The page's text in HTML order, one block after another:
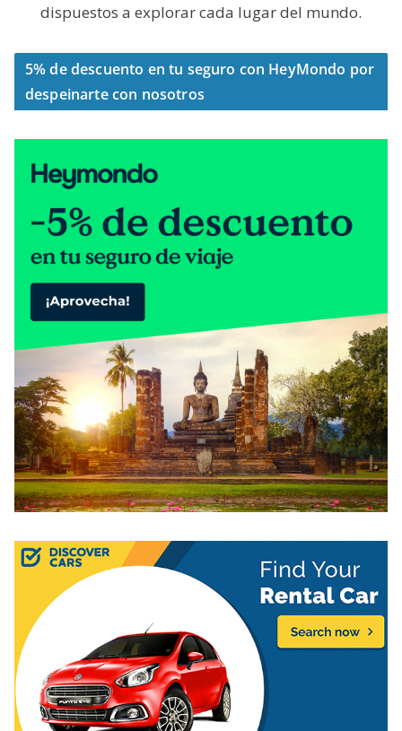
dispuestos a explorar cada lugar del mundo.
5% de descuento en tu seguro con HeyMondo por
despeinarte con nosotros